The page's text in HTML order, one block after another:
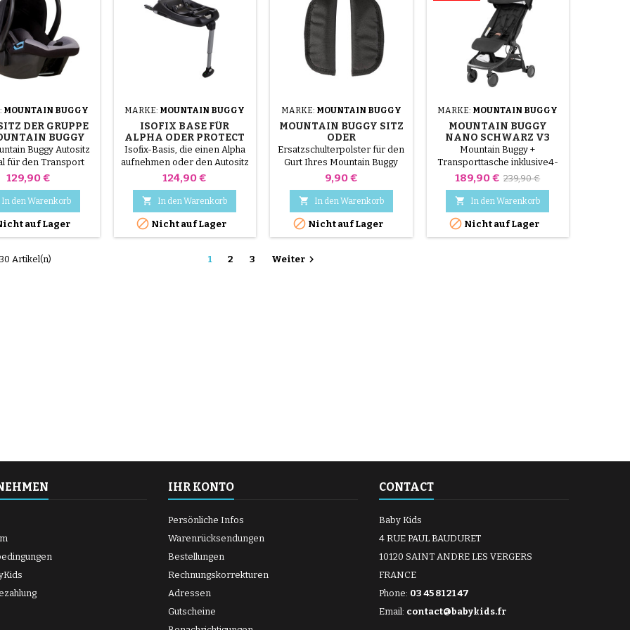
eignet er sich sowohl für die
Stadt als auch für unebene
Wege. Seine...
MOUNTAIN BUGGY
DER GRUPPE
BUGGY
PROTECT
Buggy Autositz
für den Transport
bis zu
mit dem Auto. kann
Adaptern an
von Mountain
und Phil And Teds
werden.
Preis
129,90 €
In den Warenkorb
auf Lager
MARKE: MOUNTAIN BUGGY
ISOFIX BASE FÜR
ALPHA ODER PROTECT
CAR SEAT
Isofix-Basis, die einen Alpha
aufnehmen oder den Autositz
vor Phil und Teds und
Mountain Buggy schützen
kann
Preis
124,90 €
 In den Warenkorb
 Nicht auf Lager
MARKE: MOUNTAIN BUGGY
MOUNTAIN BUGGY SITZ
ODER
KINDERWAGENTASCHE
Ersatzschulterpolster für den
Gurt Ihres Mountain Buggy
Kinderwagens oder
Autositzes.
Preis
9,90 €
 In den Warenkorb
 Nicht auf Lager
MARKE: MOUNTAIN BUGGY
MOUNTAIN BUGGY
NANO SCHWARZ V3
Mountain Buggy +
Transporttasche inklusive4-
Rad-Kinderwagen nano
V3.Kann ab der Geburt bis
etwa 4 Jahre verwendet
werden.Nach Angaben der
Unternehmen geht es im
Flugzeug im Handgepäck mit
Preis
189,90 € Verkaufspreis
239,90 €
 In den Warenkorb
 Nicht auf Lager
Artikel(n) 1 2 3 Weiter 
IHR KONTO
Persönliche Infos
Warenrücksendungen
Bestellungen
Rechnungskorrekturen
Adressen
Gutscheine
CONTACT
Baby Kids
4 RUE PAUL BAUDURET
10120 SAINT ANDRE LES VERGERS
FRANCE
Phone: 03 45 81 21 47
Email: contact@babykids.fr